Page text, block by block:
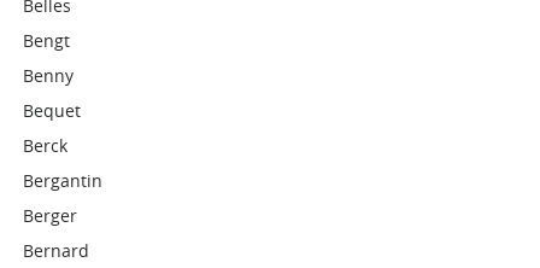
Belles
Bengt
Benny
Bequet
Berck
Bergantin
Berger
Bernard